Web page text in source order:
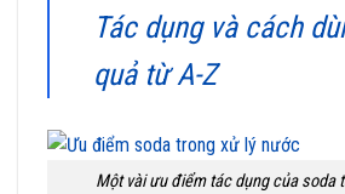
Tác dụng và cách
quả từ A-Z
Một vài ưu điểm tác dụng của soda